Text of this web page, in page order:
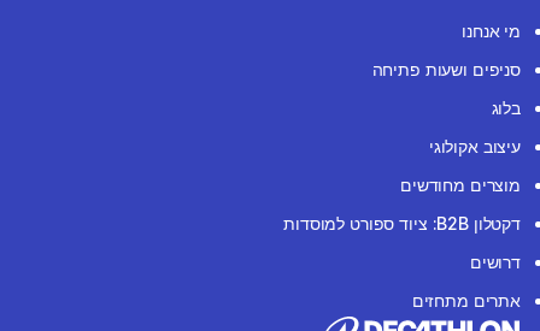
מי אנחנו
סניפים ושעות פתיחה
בלוג
עיצוב אקולוגי
מוצרים מחודשים
דקטלון B2B: ציוד ספורט למוסדות
דרושים
אתרים מתחזים